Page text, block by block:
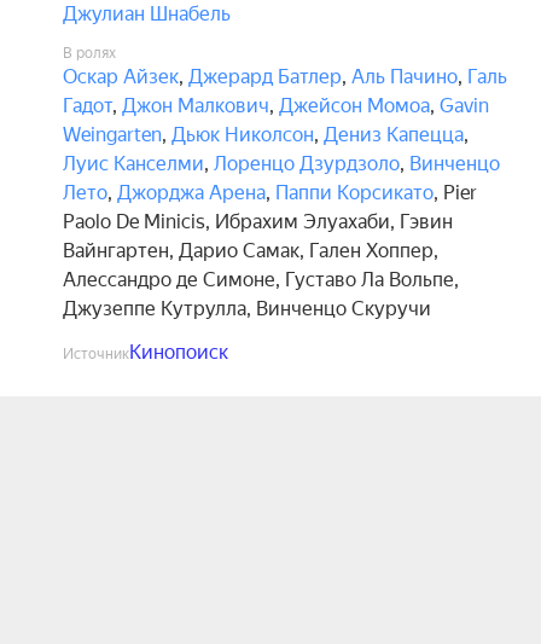
Джулиан Шнабель
В ролях
Оскар Айзек, Джерард Батлер, Аль Пачино, Галь
Гадот, Джон Малкович, Джейсон Момоа, Gavin
Weingarten, Дьюк Николсон, Дениз Капецца,
Луис Канселми, Лоренцо Дзурдзоло, Винченцо
Лето, Джорджа Арена, Паппи Корсикато, Pier
Paolo De Minicis, Ибрахим Элуахаби, Гэвин
Вайнгартен, Дарио Самак, Гален Хоппер,
Алессандро де Симоне, Густаво Ла Вольпе,
Джузеппе Кутрулла, Винченцо Скуручи
ИсточникКинопоиск